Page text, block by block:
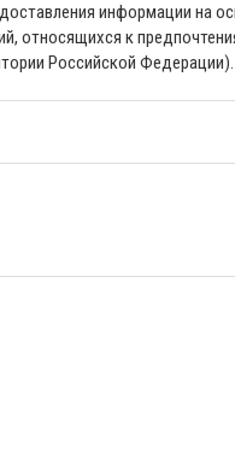
информации на
относящихся к
Российской Федерации).